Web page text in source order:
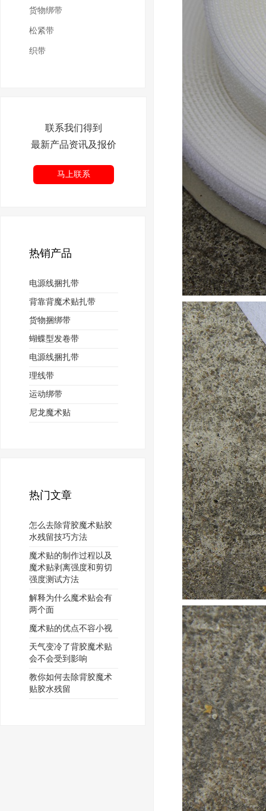
货物绑带
松紧带
织带
联系我们得到
最新产品资讯及报价
马上联系
热销产品
电源线捆扎带
背靠背魔术贴扎带
货物捆绑带
蝴蝶型发卷带
电源线捆扎带
理线带
运动绑带
尼龙魔术贴
热门文章
怎么去除背胶魔术贴胶
水残留技巧方法
魔术贴的制作过程以及
魔术贴剥离强度和剪切
强度测试方法
解释为什么魔术贴会有
两个面
魔术贴的优点不容小视
天气变冷了背胶魔术贴
会不会受到影响
教你如何去除背胶魔术
贴胶水残留